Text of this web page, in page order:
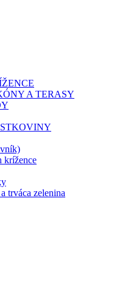
A TERASY
krížence
trváca zelenina